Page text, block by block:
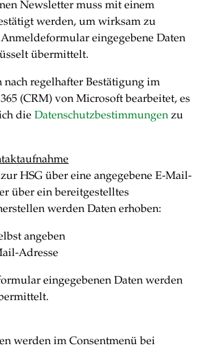
Newsletter muss mit einem
werden, um wirksam zu
eingegebene Daten
übermittelt.
nach regelhafter Bestätigung im
(CRM) von Microsoft bearbeitet, es
die Datenschutzbestimmungen zu
HSG über eine angegebene E-Mail-
über ein bereitgestelltes
werden Daten erhoben:
angeben
Adresse
eingegebenen Daten werden
werden im Consentmenü bei